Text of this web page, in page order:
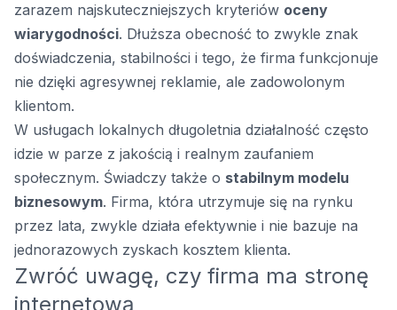
zarazem najskuteczniejszych kryteriów oceny
wiarygodności. Dłuższa obecność to zwykle znak
doświadczenia, stabilności i tego, że firma funkcjonuje
nie dzięki agresywnej reklamie, ale zadowolonym
klientom.
W usługach lokalnych długoletnia działalność często
idzie w parze z jakością i realnym zaufaniem
społecznym. Świadczy także o stabilnym modelu
biznesowym. Firma, która utrzymuje się na rynku
przez lata, zwykle działa efektywnie i nie bazuje na
jednorazowych zyskach kosztem klienta.
Zwróć uwagę, czy firma ma stronę
internetową